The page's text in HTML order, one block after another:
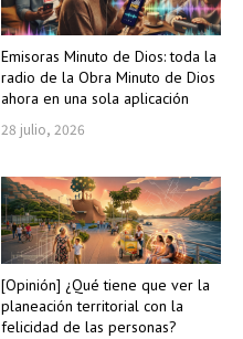
Emisoras Minuto de Dios: toda la
radio de la Obra Minuto de Dios
ahora en una sola aplicación
28 julio, 2026
[Opinión] ¿Qué tiene que ver la
planeación territorial con la
felicidad de las personas?